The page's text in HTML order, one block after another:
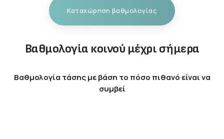
Καταχώρηση βαθμολογίας
Βαθμολογία κοινού μέχρι σήμερα
Βαθμολογία τάσης με βάση το πόσο πιθανό είναι να
συμβεί